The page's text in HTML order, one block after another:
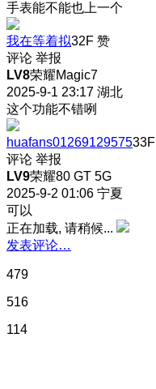
手表能不能也上一个
我在等着拟32F 赞
评论 举报
LV8荣耀Magic7
2025-9-1 23:17 湖北
这个功能不错咧
huafans0126912957533F
评论 举报
LV9荣耀80 GT 5G
2025-9-2 01:06 宁夏
可以
正在加载, 请稍候...
发表评论…
479
516
114